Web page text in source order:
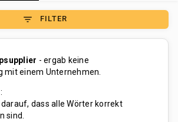
filter_list FILTER
- ergab keine
mit einem Unternehmen.
dass alle Wörter korrekt
sind.